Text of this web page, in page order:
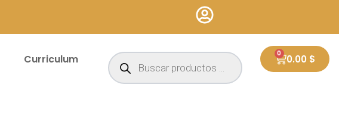
Curriculum
Búsqueda
de
productos
0.00 $
0
Cart